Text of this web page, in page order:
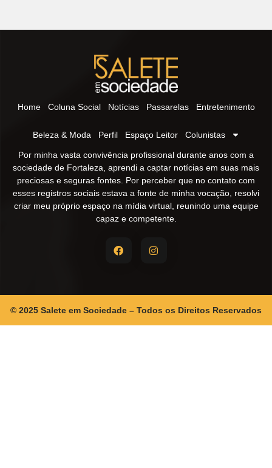
Home Coluna Social Notícias Passarelas Entretenimento
Beleza & Moda Perfil Espaço Leitor Colunistas
Por minha vasta convivência profissional durante anos com a
sociedade de Fortaleza, aprendi a captar notícias em suas mais
preciosas e seguras fontes. Por perceber que no contato com
esses registros sociais estava a fonte de minha vocação, resolvi
criar meu próprio espaço na mídia virtual, reunindo uma equipe
capaz e competente.
© 2025 Salete em Sociedade – Todos os Direitos Reservados